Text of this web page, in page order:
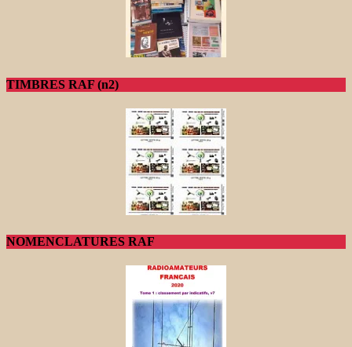
TIMBRES RAF (n2)
NOMENCLATURES RAF